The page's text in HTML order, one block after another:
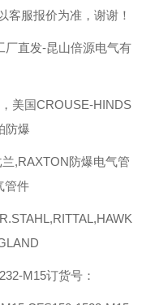
客服报价为准，谢谢！
厂直发-昆山倍源电气有
美国CROUSE-HINDS
防爆
,RAXTON防爆电气管
管件
订货号：